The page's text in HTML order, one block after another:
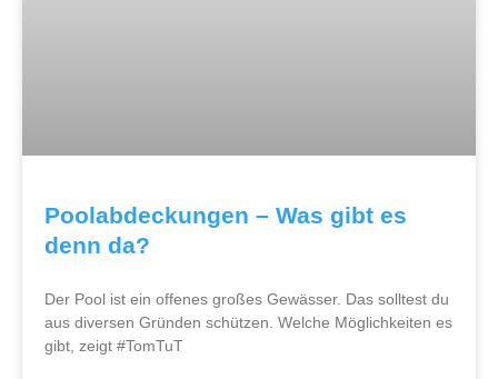
Poolabdeckungen – Was gibt es
denn da?
Der Pool ist ein offenes großes Gewässer. Das solltest du
aus diversen Gründen schützen. Welche Möglichkeiten es
gibt, zeigt #TomTuT